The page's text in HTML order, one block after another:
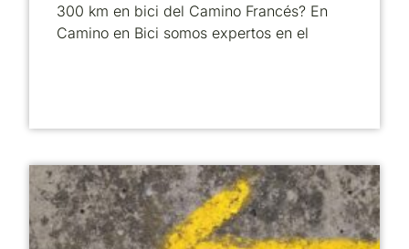
300 km en bici del Camino Francés? En
Camino en Bici somos expertos en el